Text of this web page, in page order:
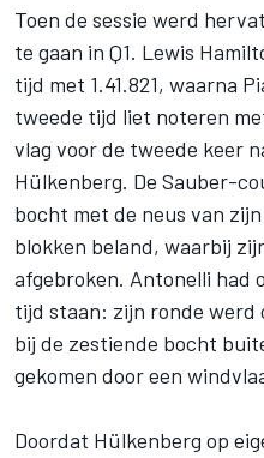
Toen de sessie werd
te gaan in Q1. Lewis
tijd met 1.41.821, waarna
tweede tijd liet noteren
vlag voor de tweede keer
Hülkenberg. De Sauber-
bocht met de neus van
blokken beland, waarbij
afgebroken. Antonelli had
tijd staan: zijn ronde werd
bij de zestiende bocht
gekomen door een
Doordat Hülkenberg op